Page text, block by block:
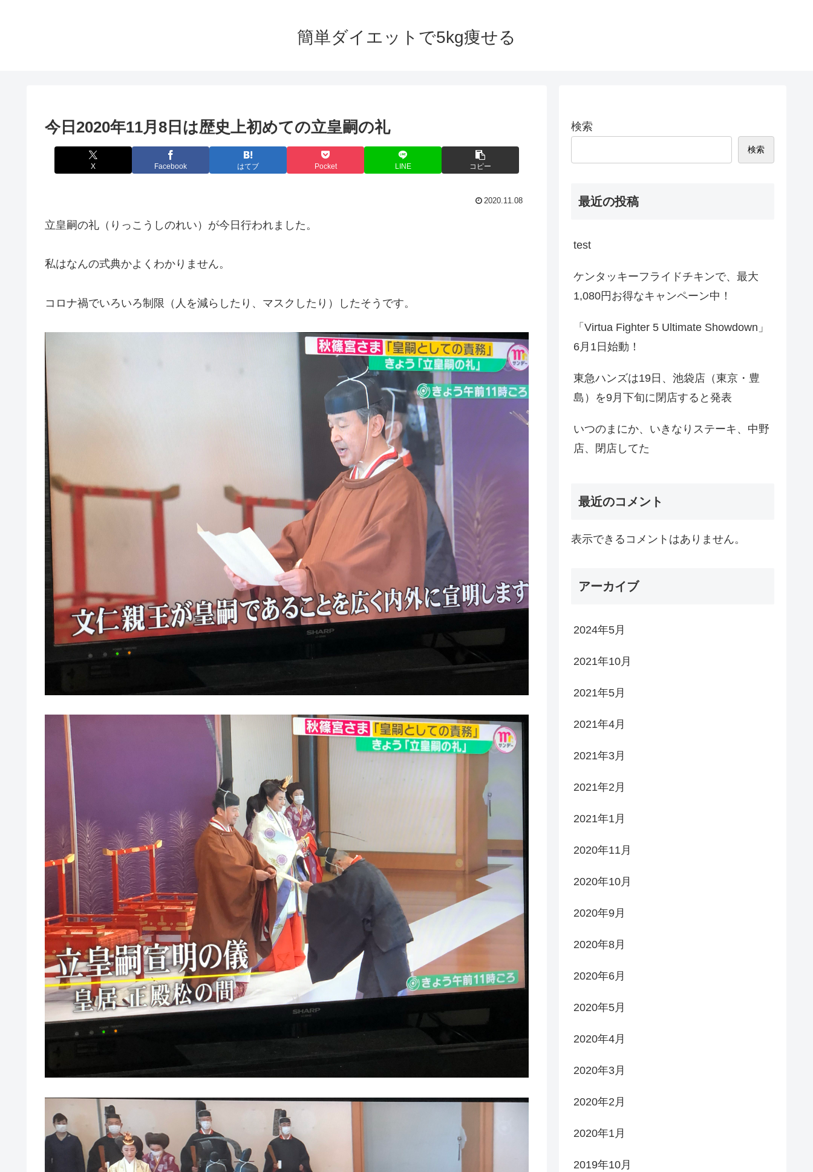
簡単ダイエットで5kg痩せる
今日2020年11月8日は歴史上初めての立皇嗣の礼
X Facebook はてブ Pocket LINE コピー
2020.11.08
立皇嗣の礼（りっこうしのれい）が今日行われました。
私はなんの式典かよくわかりません。
コロナ禍でいろいろ制限（人を減らしたり、マスクしたり）したそうです。
検索
検索
最近の投稿
test
ケンタッキーフライドチキンで、最大
1,080円お得なキャンペーン中！
「Virtua Fighter 5 Ultimate Showdown」
6月1日始動！
東急ハンズは19日、池袋店（東京・豊
島）を9月下旬に閉店すると発表
いつのまにか、いきなりステーキ、中野
店、閉店してた
最近のコメント
表示できるコメントはありません。
アーカイブ
2024年5月
2021年10月
2021年5月
2021年4月
2021年3月
2021年2月
2021年1月
2020年11月
2020年10月
2020年9月
2020年8月
2020年6月
2020年5月
2020年4月
2020年3月
2020年2月
2020年1月
2019年10月